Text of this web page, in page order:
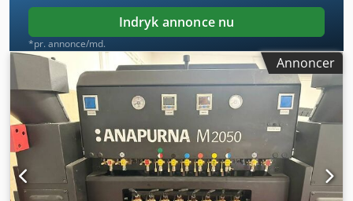
Indryk annonce nu
*pr. annonce/md.
Annoncer